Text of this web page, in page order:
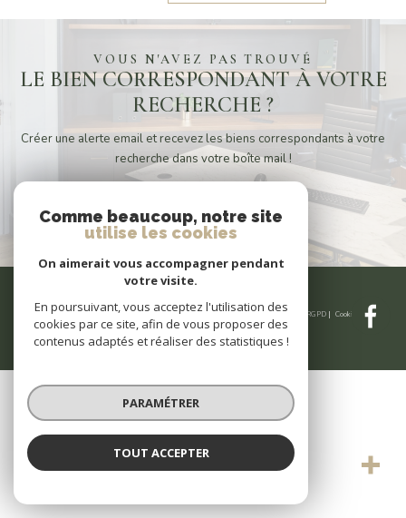
VOUS N'AVEZ PAS TROUVÉ
LE BIEN CORRESPONDANT À VOTRE
RECHERCHE ?
Créer une alerte email et recevez les biens correspondants à votre
recherche dans votre boîte mail !
CRÉER L'ALERTE
© 2026 | Tous droits réservés | Traduction powered by Google |
Nos honoraires
Plan du site Mentions légales Admin Partenaires Politique RGPD Cookies
Comme beaucoup, notre site
utilise les cookies
On aimerait vous accompagner pendant
votre visite.
En poursuivant, vous acceptez l'utilisation des
cookies par ce site, afin de vous proposer des
contenus adaptés et réaliser des statistiques !
PARAMÉTRER
TOUT ACCEPTER